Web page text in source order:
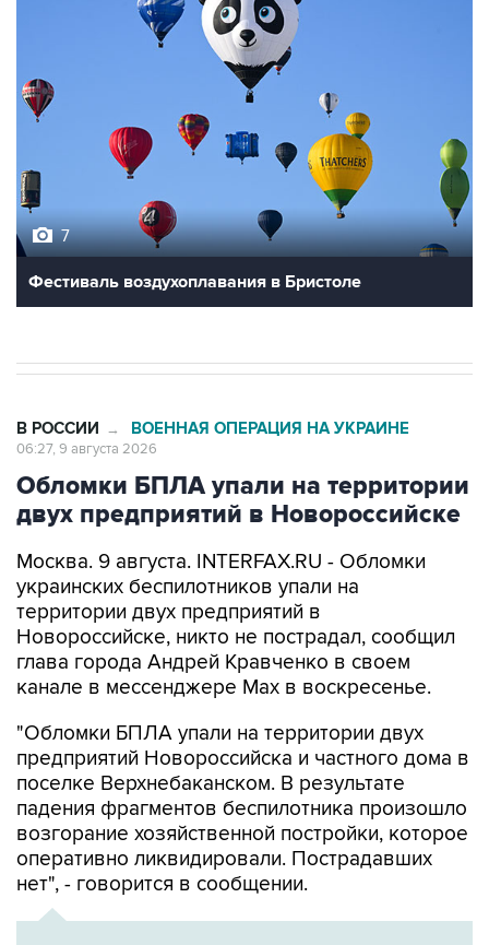
7
Фестиваль воздухоплавания в Бристоле
В РОССИИ → ВОЕННАЯ ОПЕРАЦИЯ НА УКРАИНЕ
06:27, 9 августа 2026
Обломки БПЛА упали на территории
двух предприятий в Новороссийске
Москва. 9 августа. INTERFAX.RU - Обломки
украинских беспилотников упали на
территории двух предприятий в
Новороссийске, никто не пострадал, сообщил
глава города Андрей Кравченко в своем
канале в мессенджере Max в воскресенье.
"Обломки БПЛА упали на территории двух
предприятий Новороссийска и частного дома в
поселке Верхнебаканском. В результате
падения фрагментов беспилотника произошло
возгорание хозяйственной постройки, которое
оперативно ликвидировали. Пострадавших
нет", - говорится в сообщении.